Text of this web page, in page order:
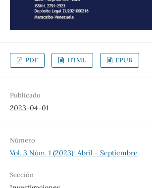
PDF HTML EPUB
Publicado
2023-04-01
Número
Vol. 3 Núm. 1 (2023): Abril - Septiembre
Sección